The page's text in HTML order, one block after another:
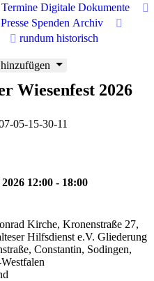
Termine Digitale Dokumente
Presse Spenden Archiv
rundum historisch
Wiesenfest 2026
12:00 - 18:00
Kirche, Kronenstraße 27,
Hilfsdienst e.V. Gliederung
Constantin, Sodingen,